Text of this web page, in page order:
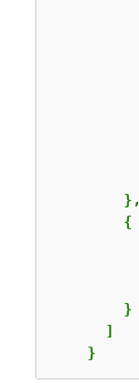
        },
{
        }
      ]
    }